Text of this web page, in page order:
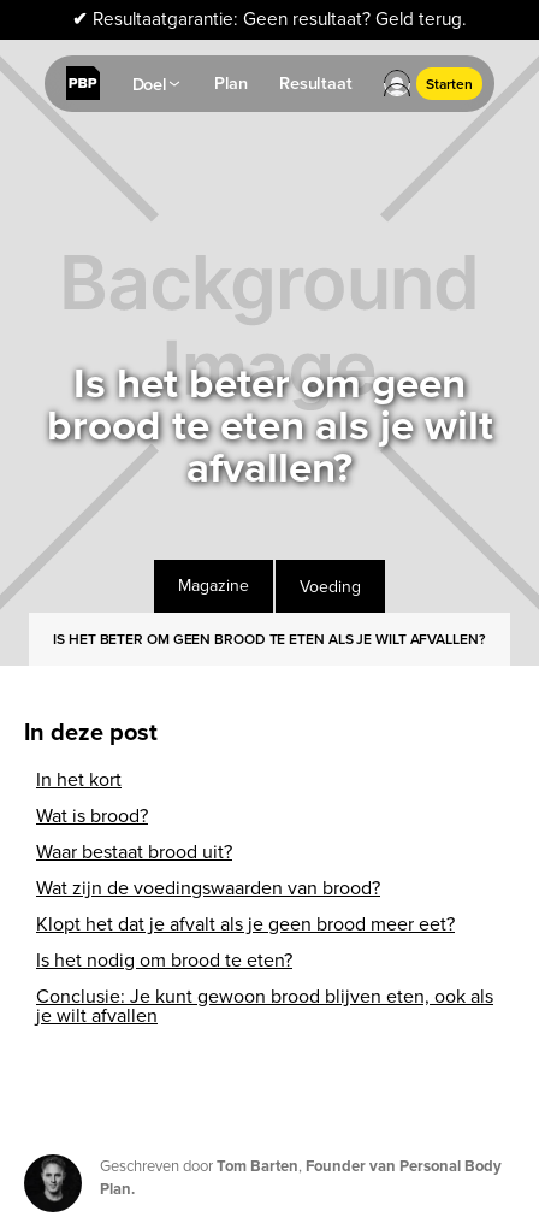
✔ Resultaatgarantie: Geen resultaat? Geld terug.
Doel Plan Resultaat Starten
Is het beter om geen
brood te eten als je wilt
afvallen?
Magazine Voeding
IS HET BETER OM GEEN BROOD TE ETEN ALS JE WILT AFVALLEN?
In deze post
In het kort
Wat is brood?
Waar bestaat brood uit?
Wat zijn de voedingswaarden van brood?
Klopt het dat je afvalt als je geen brood meer eet?
Is het nodig om brood te eten?
Conclusie: Je kunt gewoon brood blijven eten, ook als
je wilt afvallen
Geschreven doorTom Barten, Founder van Personal Body
Plan.